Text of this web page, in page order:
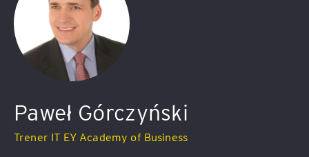
Paweł Górczyński
Trener IT EY Academy of Business